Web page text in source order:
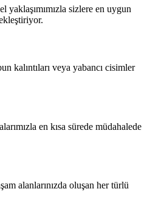
yaklaşımımızla sizlere en uygun
kalıntıları veya yabancı cisimler
en kısa sürede müdahalede
alanlarınızda oluşan her türlü